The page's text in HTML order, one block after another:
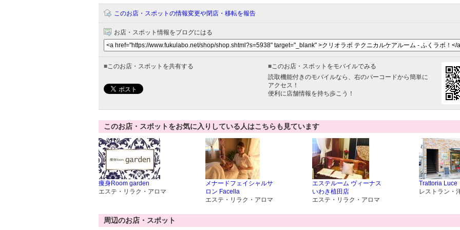
このお店・スポットの情報変更や閉店・移転を報告
お店・スポット情報をブログにはる
■このお店・スポットを共有する ■このお店・スポットをモバイルでみる
読取機能付きのモバイルなら、右のバーコードから簡単に
アクセス！
便利に店舗情報を持ち歩こう！
このお店・スポットをお気に入りしている人はこちらも見ています
痩身Room garden
エステ・リラク・アロマ
メナードフェイシャルサ
ロン Facella
エステ・リラク・アロマ
エステルーム ヴィーナス
いわき植田店
エステ・リラク・アロマ
Trattoria Luce
レストラン・
周辺のお店・スポット